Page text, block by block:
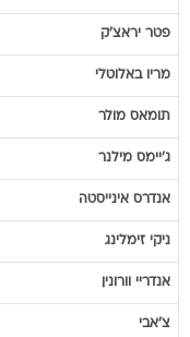
פטר יראצ'ק
מריו באלוטלי
תומאס מולר
ג'יימס מילנר
אנדרס אינייסטה
ניקי זימלינג
אנדריי וורונין
צ'אבי